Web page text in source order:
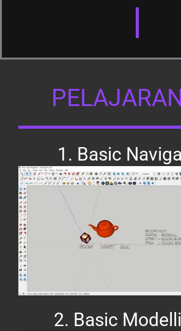
1. Basic
2. Basic